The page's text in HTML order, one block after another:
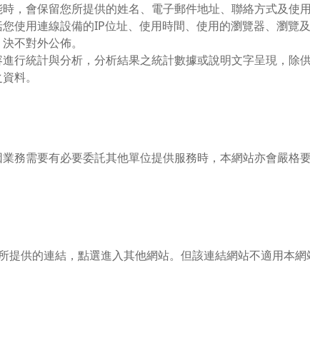
，會保留您所提供的姓名、電子郵件地址、聯絡方式及使用
使用連線設備的IP位址、使用時間、使用的瀏覽器、瀏覽
不對外公佈。
行統計與分析，分析結果之統計數據或說明文字呈現，除
料。
務需要有必要委託其他單位提供服務時，本網站亦會嚴格
供的連結，點選進入其他網站。但該連結網站不適用本